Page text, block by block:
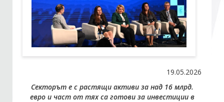
Арбитражен съд
19.05.2026
Секторът е с растящи активи за над 16 млрд.
евро и част от тях са готови за инвестиции в